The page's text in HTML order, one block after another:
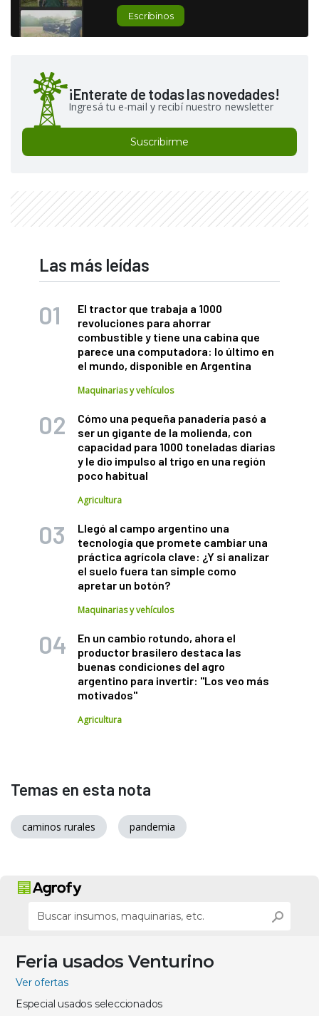
Escribinos
¡Enterate de todas las novedades!
Ingresá tu e-mail y recibí nuestro newsletter
Suscribirme
Las más leídas
El tractor que trabaja a 1000
revoluciones para ahorrar
combustible y tiene una cabina que
parece una computadora: lo último en
el mundo, disponible en Argentina
Maquinarias y vehículos
Cómo una pequeña panadería pasó a
ser un gigante de la molienda, con
capacidad para 1000 toneladas diarias
y le dio impulso al trigo en una región
poco habitual
Agricultura
Llegó al campo argentino una
tecnología que promete cambiar una
práctica agrícola clave: ¿Y si analizar
el suelo fuera tan simple como
apretar un botón?
Maquinarias y vehículos
En un cambio rotundo, ahora el
productor brasilero destaca las
buenas condiciones del agro
argentino para invertir: "Los veo más
motivados"
Agricultura
Temas en esta nota
caminos rurales pandemia
Feria usados Venturino
Ver ofertas
Especial usados seleccionados